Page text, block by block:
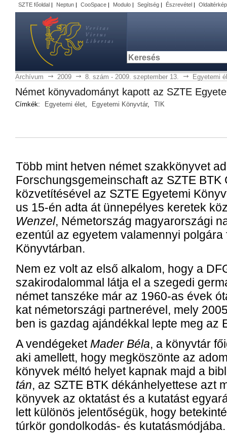
SZTE főoldal | Neptun | CooSpace | Modulo | Segítség | Észrevétel | Oldaltérkép
Archívum 2009 8. szám - 2009. szeptember 13. Egyetemi
Né­met könyv­ado­mányt ka­pott az SZTE
Címkék: Egyetemi élet, Egyetemi Könyvtár, TIK
Több mint het­ven né­met szak­köny­vet
Forschungs­ge­mein­schaft az SZTE BTK
köz­ve­tí­té­sé­vel az SZTE Egye­te­mi
us 15-én ad­ta át ün­ne­pé­lyes ke­re­tek
Wenzel, Né­met­or­szág ma­gyar­or­szá­gi
ezen­túl az egye­tem va­la­men­­nyi
Könyv­tár­ban.
Nem ez volt az el­ső al­ka­lom, hogy a
szak­iro­da­lom­mal lát­ja el a sze­ge­di
né­met tan­szé­ke már az 1960-as évek
kat né­met­or­szá­gi part­ne­ré­vel, mely
ben is gaz­dag aján­dék­kal lep­te meg az
A ven­dé­ge­ket Mader Bé­la, a könyv­tár
aki amel­lett, hogy meg­kö­szön­te az
köny­vek mél­tó he­lyet kap­nak majd a
tán, az SZTE BTK dékán­helyettese azt
köny­vek az ok­ta­tást és a ku­ta­tást
lett kü­lö­nös jelen­tőségük, hogy
túr­kör gon­dol­ko­dás- és ku­ta­tás­mód­já­ba.